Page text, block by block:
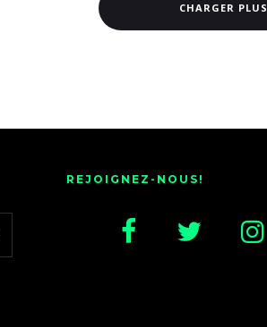
CHARGER PLUS
REJOIGNEZ-NOUS!